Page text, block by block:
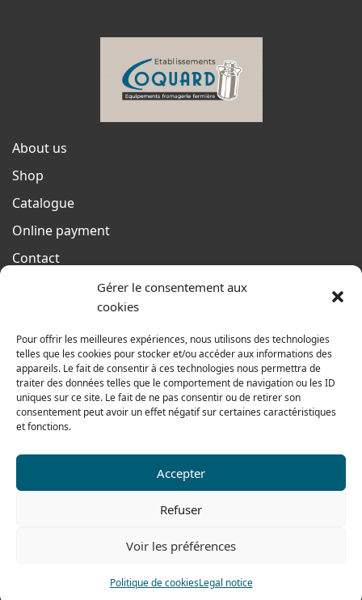
Gérer le consentement aux
cookies
Pour offrir les meilleures expériences, nous utilisons des technologies
telles que les cookies pour stocker et/ou accéder aux informations des
appareils. Le fait de consentir à ces technologies nous permettra de
traiter des données telles que le comportement de navigation ou les ID
uniques sur ce site. Le fait de ne pas consentir ou de retirer son
consentement peut avoir un effet négatif sur certaines caractéristiques
et fonctions.
Accepter
Refuser
Voir les préférences
Politique de cookiesLegal notice
About us
Shop
Catalogue
Online payment
Contact
Terms of sales
From monday to thursday
From 8h to 12h30 and from 13h30 to 17h20
On friday
From 8h to 12h30 and from 13h30 to 16h
Fax: 0033 474 62 81 69
478 rue Alexandre Richetta